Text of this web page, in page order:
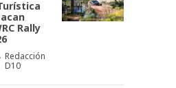
Rally
· Redacción
D10